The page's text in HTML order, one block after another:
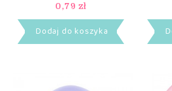
0,79 zł
Dodaj do koszyka